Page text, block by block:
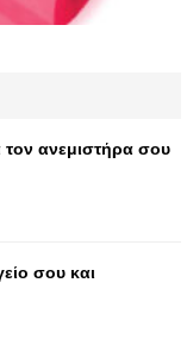
ανεμιστήρα σου
σου και